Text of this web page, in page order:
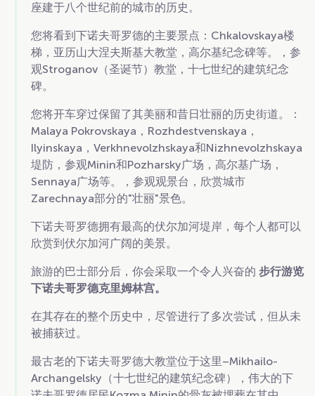
座建于八个世纪前的城市的历史。
您将看到下诺夫哥罗德的主要景点：Chkalovskaya楼
梯，亚历山大涅夫斯基大教堂，高尔基纪念碑等。，参
观Stroganov（圣诞节）教堂，十七世纪的建筑纪念
碑。
您将开车穿过保留了其美丽和昔日壮丽的历史街道。：
Malaya Pokrovskaya，Rozhdestvenskaya，
Ilyinskaya，Verkhnevolzhskaya和Nizhnevolzhskaya
堤防，参观Minin和Pozharsky广场，高尔基广场，
Sennaya广场等。，参观观景台，欣赏城市
Zarechnaya部分的"壮丽"景色。
下诺夫哥罗德拥有最高的伏尔加河堤岸，每个人都可以
欣赏到伏尔加河广阔的美景。
旅游的巴士部分后，你会采取一个令人兴奋的 步行游览
下诺夫哥罗德克里姆林宫。
在其存在的整个历史中，尽管进行了多次尝试，但从未
被捕获过。
最古老的下诺夫哥罗德大教堂位于这里–Mikhailo-
Archangelsky（十七世纪的建筑纪念碑），伟大的下